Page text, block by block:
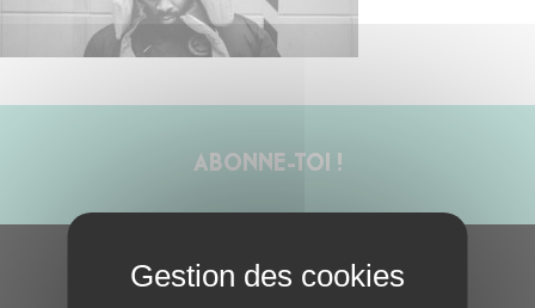
ABONNE-TOI !
S'ABONNER À LA NEWSLETTER